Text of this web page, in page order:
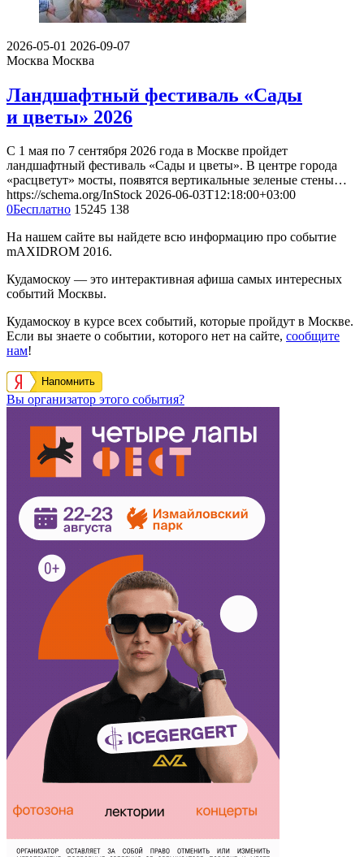
2026-05-01 2026-09-07
Москва Москва
Ландшафтный фестиваль «Сады
и цветы» 2026
С 1 мая по 7 сентября 2026 года в Москве пройдет
ландшафтный фестиваль «Сады и цветы». В центре города
«расцветут» мосты, появятся вертикальные зеленые стены…
https://schema.org/InStock 2026-06-03T12:18:00+03:00
0Бесплатно 15245 138
На нашем сайте вы найдете всю информацию про событие
mAXIDROM 2016.
Кудамоскоу — это интерактивная афиша самых интересных
событий Москвы.
Кудамоскоу в курсе всех событий, которые пройдут в Москве.
Если вы знаете о событии, которого нет на сайте, сообщите
нам!
Напомнить
Вы организатор этого события?